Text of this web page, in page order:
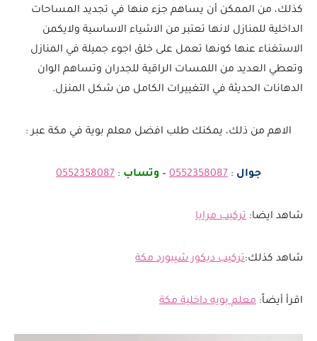
كذلك، من الممكن أن يساهم جزء منها في تجديد المساحات
الداخلية للمنازل لانها تعتبر من الاشياء الاساسية ولايكمن
الاستغناء عنها كونها تعمل على خلق اجوء جميلة في المنازل
وتعطي العديد من اللمسات الراقية للجدران وتساهم الوان
الدهانات الحديثة في التغييرات الكامل من شكل المنزل.
الاهم من ذلك، يمكنك طلب افضل معلم بوية في مكة عبر :
جوال :
0552358087
– وتساب :
0552358087
شاهد ايضا: تركيب مرايا
شاهد كذلك:تركيب ديكور شيبورد مكة
اقرأ أيضاً: معلم بويه داخلية مكة